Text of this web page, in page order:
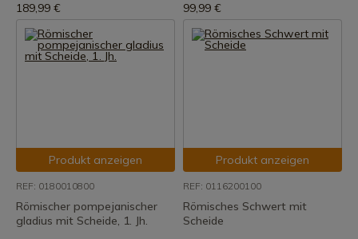
189,99 € 99,99 €
Produkt anzeigen
REF: 0180010800
Römischer pompejanischer
gladius mit Scheide, 1. Jh.
Produkt anzeigen
REF: 0116200100
Römisches Schwert mit
Scheide